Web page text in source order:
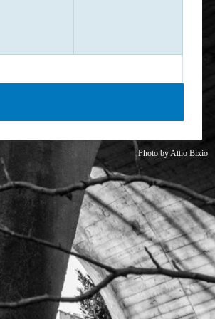
Photo byAttio Bixio